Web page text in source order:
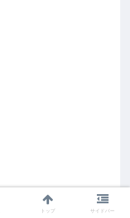
トップ サイドバー